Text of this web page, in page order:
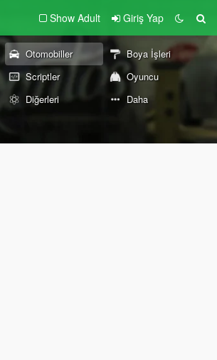
Show Adult Giriş Yap
Otomobiller
Boya İşleri
Scriptler
Oyuncu
Diğerleri Daha